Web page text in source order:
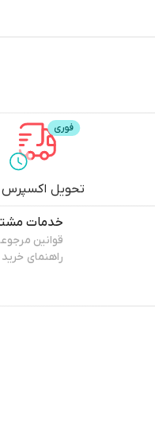
تحویل اکسپرس
خدمات
قوانین
راهنمای خرید